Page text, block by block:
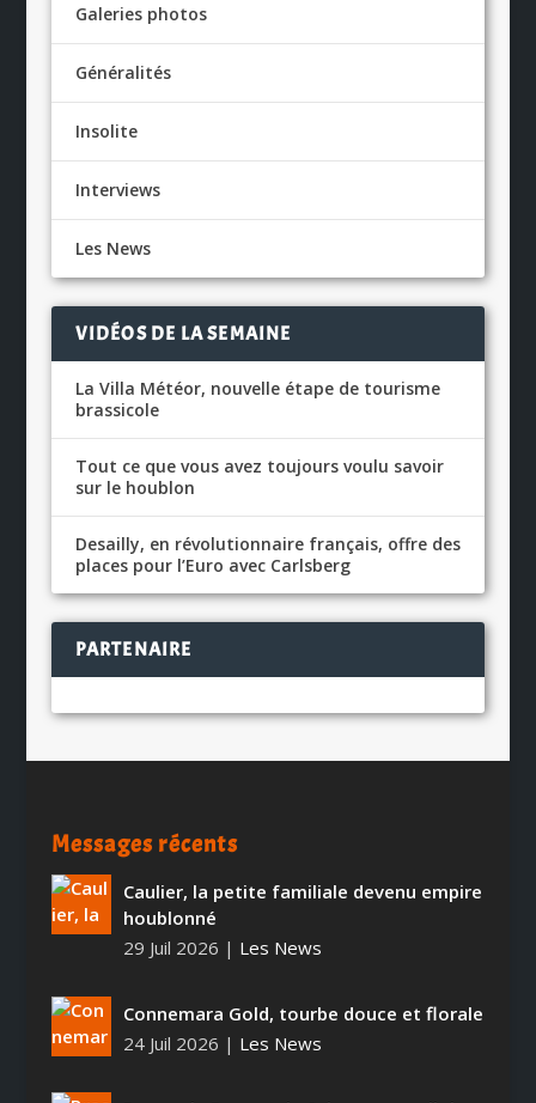
Galeries photos
Généralités
Insolite
Interviews
Les News
VIDÉOS DE LA SEMAINE
La Villa Météor, nouvelle étape de tourisme
brassicole
Tout ce que vous avez toujours voulu savoir
sur le houblon
Desailly, en révolutionnaire français, offre des
places pour l’Euro avec Carlsberg
PARTENAIRE
Messages récents
Caulier, la petite familiale devenu empire
houblonné
29 Juil 2026 | Les News
Connemara Gold, tourbe douce et florale
24 Juil 2026 | Les News